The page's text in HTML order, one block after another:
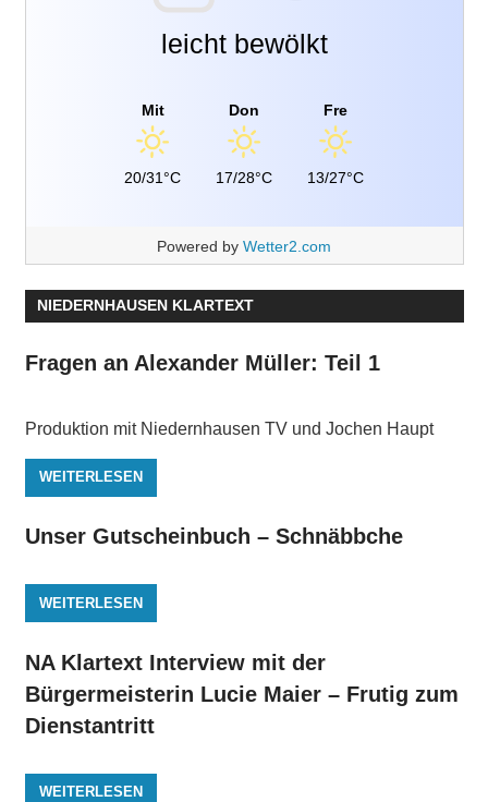
leicht bewölkt
Mit
20/31°C
Don
17/28°C
Fre
13/27°C
Powered by Wetter2.com
NIEDERNHAUSEN KLARTEXT
Fragen an Alexander Müller: Teil 1
Produktion mit Niedernhausen TV und Jochen Haupt
WEITERLESEN
Unser Gutscheinbuch – Schnäbbche
WEITERLESEN
NA Klartext Interview mit der
Bürgermeisterin Lucie Maier – Frutig zum
Dienstantritt
WEITERLESEN